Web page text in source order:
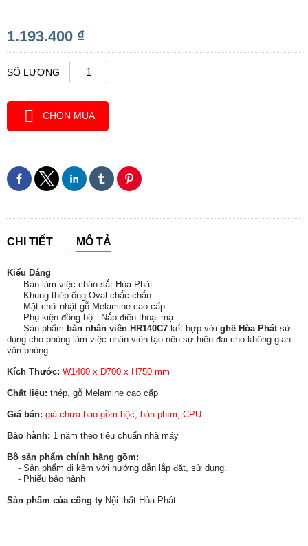
1.193.400 ₫
SỐ LƯỢNG
CHỌN MUA
CHI TIẾT MÔ TẢ
Kiểu Dáng
- Bàn làm việc chân sắt Hòa Phát
- Khung thép ống Oval chắc chắn
- Mặt chữ nhật gỗ Melamine cao cấp
- Phụ kiện đồng bộ : Nắp điện thoại mạ.
- Sản phẩm bàn nhân viên HR140C7 kết hợp với ghế Hòa Phátsử
dụng cho phòng làm việc nhân viên tạo nên sự hiện đại cho không gian
văn phòng.
Kích Thước: W1400 x D700 x H750 mm
Chất liệu: thép, gỗ Melamine cao cấp
Giá bán: giá chưa bao gồm hộc, bàn phím, CPU
Bảo hành: 1 năm theo tiêu chuẩn nhà máy
Bộ sản phẩm chính hãng gồm:
- Sản phẩm đi kèm với hướng dẫn lắp đặt, sử dụng.
- Phiếu bảo hành
Sản phẩm của công ty Nội thất Hòa Phát